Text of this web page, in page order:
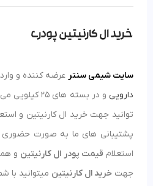
خرید ال کارنیتین پودری
سایت شیمی سنتر عرضه کننده و
دارویی
و در بسته های
توانید جهت خرید ال کارنیتین و
پشتیبانی های ما به صورت حضوری و
استعلام قیمت پودر ال کارنیتین و
جهت خرید ال کارنیتین میتوانید با